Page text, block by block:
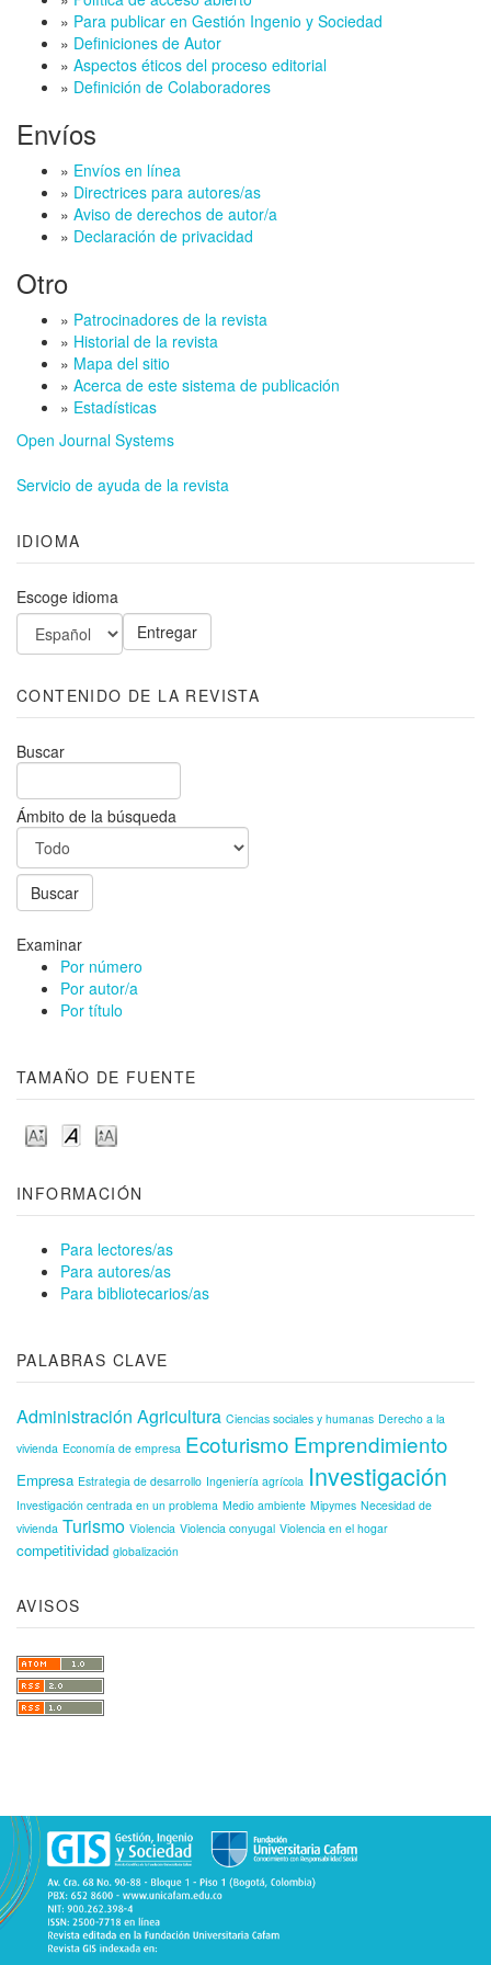
» Para publicar en Gestión Ingenio y Sociedad
» Definiciones de Autor
» Aspectos éticos del proceso editorial
» Definición de Colaboradores
Envíos
» Envíos en línea
» Directrices para autores/as
» Aviso de derechos de autor/a
» Declaración de privacidad
Otro
» Patrocinadores de la revista
» Historial de la revista
» Mapa del sitio
» Acerca de este sistema de publicación
» Estadísticas
Open Journal Systems
Servicio de ayuda de la revista
IDIOMA
Escoge idioma
CONTENIDO DE LA REVISTA
Buscar
Ámbito de la búsqueda
Examinar
Por número
Por autor/a
Por título
TAMAÑO DE FUENTE
INFORMACIÓN
Para lectores/as
Para autores/as
Para bibliotecarios/as
PALABRAS CLAVE
Administración Agricultura Ciencias sociales y humanas Derecho a la
vivienda Economía de empresa Ecoturismo Emprendimiento
Empresa Estrategia de desarrollo Ingeniería agrícola Investigación
Investigación centrada en un problema Medio ambiente Mipymes Necesidad de
vivienda Turismo Violencia Violencia conyugal Violencia en el hogar
competitividad globalización
AVISOS